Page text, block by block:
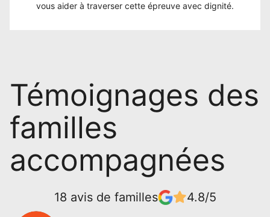
vous aider à traverser cette épreuve avec dignité.
Témoignages des
familles
accompagnées
18 avis de familles 4.8/5